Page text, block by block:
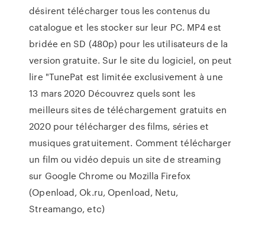
désirent télécharger tous les contenus du
catalogue et les stocker sur leur PC. MP4 est
bridée en SD (480p) pour les utilisateurs de la
version gratuite. Sur le site du logiciel, on peut
lire "TunePat est limitée exclusivement à une
13 mars 2020 Découvrez quels sont les
meilleurs sites de téléchargement gratuits en
2020 pour télécharger des films, séries et
musiques gratuitement. Comment télécharger
un film ou vidéo depuis un site de streaming
sur Google Chrome ou Mozilla Firefox
(Openload, Ok.ru, Openload, Netu,
Streamango, etc)